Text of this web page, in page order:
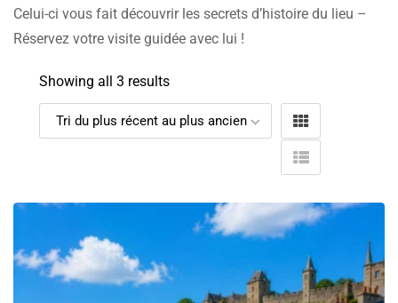
Celui-ci vous fait découvrir les secrets d’histoire du lieu –
Réservez votre visite guidée avec lui !
Showing all 3 results